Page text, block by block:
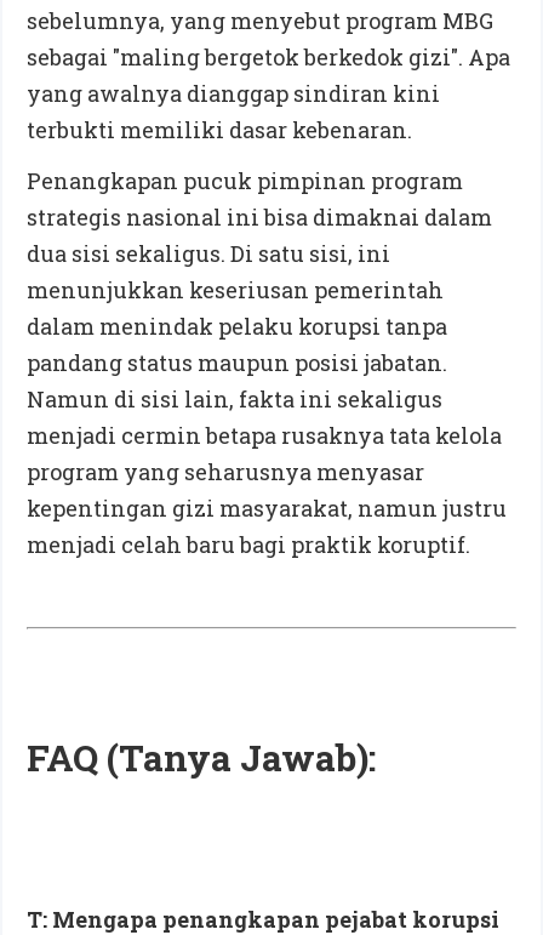
sebelumnya, yang menyebut program MBG
sebagai "maling bergetok berkedok gizi". Apa
yang awalnya dianggap sindiran kini
terbukti memiliki dasar kebenaran.
Penangkapan pucuk pimpinan program
strategis nasional ini bisa dimaknai dalam
dua sisi sekaligus. Di satu sisi, ini
menunjukkan keseriusan pemerintah
dalam menindak pelaku korupsi tanpa
pandang status maupun posisi jabatan.
Namun di sisi lain, fakta ini sekaligus
menjadi cermin betapa rusaknya tata kelola
program yang seharusnya menyasar
kepentingan gizi masyarakat, namun justru
menjadi celah baru bagi praktik koruptif.
FAQ (Tanya Jawab):
T: Mengapa penangkapan pejabat korupsi